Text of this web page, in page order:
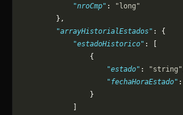
            "nroCmp"
:
"long"
        },
        "arrayHistorialEstados"
: {
            "estadoHistorico"
: [
                {
                    "estado"
: "string"
                    "fechaHoraEstado"
:
                }